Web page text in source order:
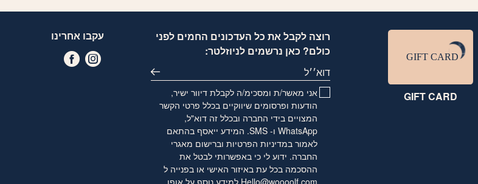
רוצה לקבל את כל העדכונים החמים לפני
כולם? כאן נרשמים לניוזלטר:
דוא׳׳ל
אני מאשר/ת ומסכימ/ה לקבלת דיוור ישיר,
הודעות ופרסומים שיווקיים בכלל פרטי הקשר
המצויים בידי החברה ובכלל זה דוא"ל,
WhatsApp ו- SMS. המידע ייאסף בהתאם
לאמורבמדיניות הפרטיות וברישום מאגרי
החברה. ידוע לי כי באפשרותי לבטל את
ההסכמה בכל עת באיזור האישי או בפנייה ל
Hello@woooolf.com למידע נוסף על אופן
עקבו אחרינו
GIFT CARD